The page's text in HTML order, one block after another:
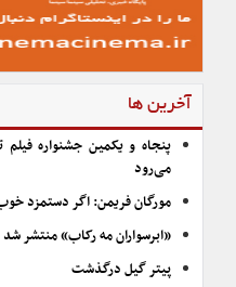
آخرین ها
پنجاه و یکمین جشنواره فیلم
می‌رود
مورگان فریمن: اگر دستمزد
«ابرسواران مه رکاب» منتشر شد
پیتر گیل درگذشت